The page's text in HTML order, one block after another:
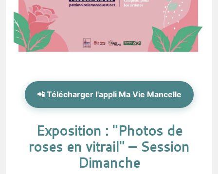
📲 Télécharger l'appli Ma Vie Mancelle
Exposition : "Photos de
roses en vitrail" – Session
Dimanche